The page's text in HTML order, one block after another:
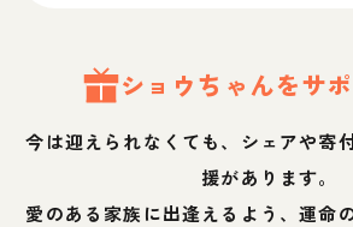
ショウちゃんをサ
今は迎えられなくても、シェアや寄
援があります。
愛のある家族に出逢えるよう、運命